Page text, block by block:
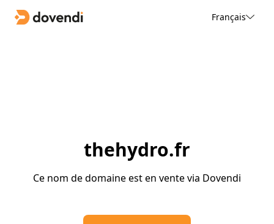
Français
thehydro.fr
Ce nom de domaine est en vente via Dovendi